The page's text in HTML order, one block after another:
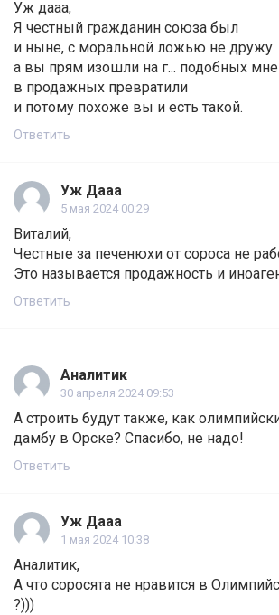
Уж дааа,
Я честный гражданин союза был
и ныне, с моральной ложью не дружу
а вы прям изошли на г... подобных мне
в продажных превратили
и потому похоже вы и есть такой.
Ответить
Уж Дааа
5 мая 2024 00:29
Виталий,
Честные за печенюхи от сороса не
Это называется продажность и
Ответить
Аналитик
30 апреля 2024 09:53
А строить будут также, как
дамбу в Орске? Спасибо, не надо!
Ответить
Уж Дааа
1 мая 2024 10:38
Аналитик,
А что соросята не нравится в
?)))